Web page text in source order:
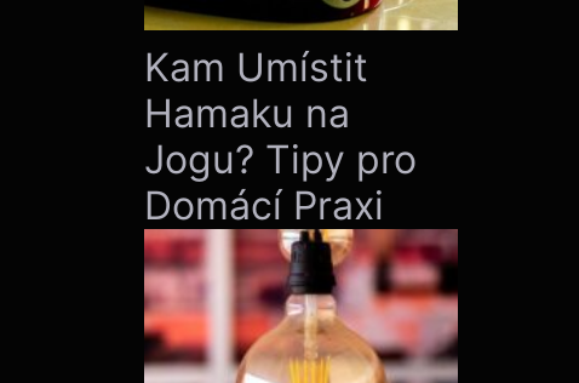
Kam Umístit
Hamaku na
Jogu? Tipy pro
Domácí Praxi